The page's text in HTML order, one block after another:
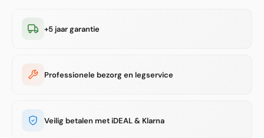
+5 jaar garantie
Professionele bezorg en legservice
Veilig betalen met iDEAL & Klarna